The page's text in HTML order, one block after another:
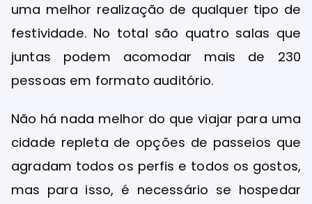
uma melhor realização de qualquer tipo de
festividade. No total são quatro salas que
juntas podem acomodar mais de 230
pessoas em formato auditório.
Não há nada melhor do que viajar para uma
cidade repleta de opções de passeios que
agradam todos os perfis e todos os gostos,
mas para isso, é necessário se hospedar